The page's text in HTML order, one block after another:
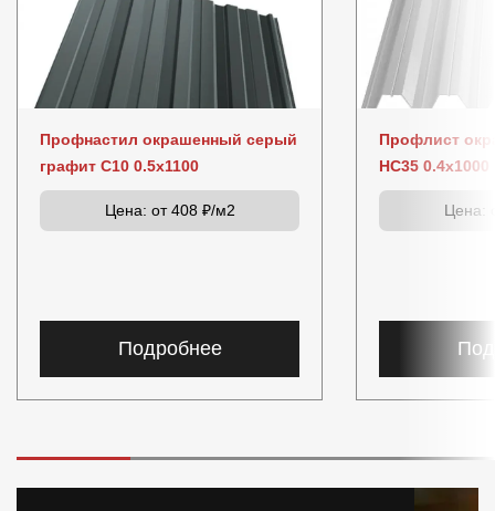
Профнастил окрашенный серый
графит C10 0.5x1100
Цена: от 408 ₽/м2
Подробнее
Профлист
НС35 0.4x1000
Цена: